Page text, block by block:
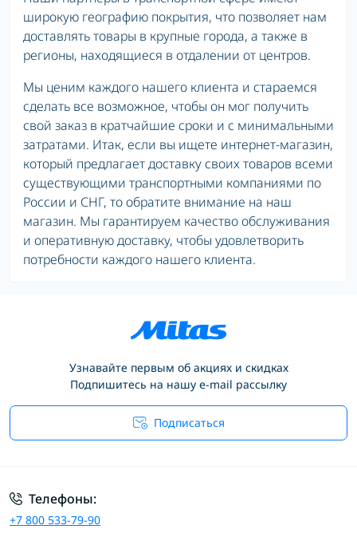
широкую географию покрытия, что позволяет нам
доставлять товары в крупные города, а также в
регионы, находящиеся в отдалении от центров.
Мы ценим каждого нашего клиента и стараемся
сделать все возможное, чтобы он мог получить
свой заказ в кратчайшие сроки и с минимальными
затратами. Итак, если вы ищете интернет-магазин,
который предлагает доставку своих товаров всеми
существующими транспортными компаниями по
России и СНГ, то обратите внимание на наш
магазин. Мы гарантируем качество обслуживания
и оперативную доставку, чтобы удовлетворить
потребности каждого нашего клиента.
Узнавайте первым об акциях и скидках
Подпишитесь на нашу e-mail рассылку
Подписаться
Телефоны:
+7 800 533-79-90